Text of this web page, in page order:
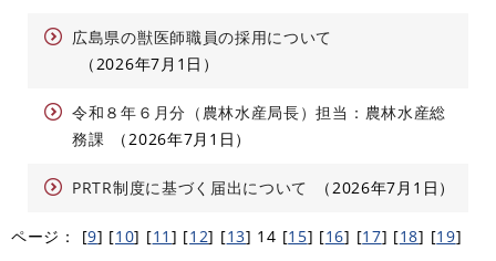
広島県の獣医師職員の採用について
2026年7月1日
令和８年６月分（農林水産局長）担当：農林水産総
務課
2026年7月1日
PRTR制度に基づく届出について 2026年7月1日
ページ： [9] [10] [11 ] [12] [13] 14 [15] [16] [17] [18] [19]